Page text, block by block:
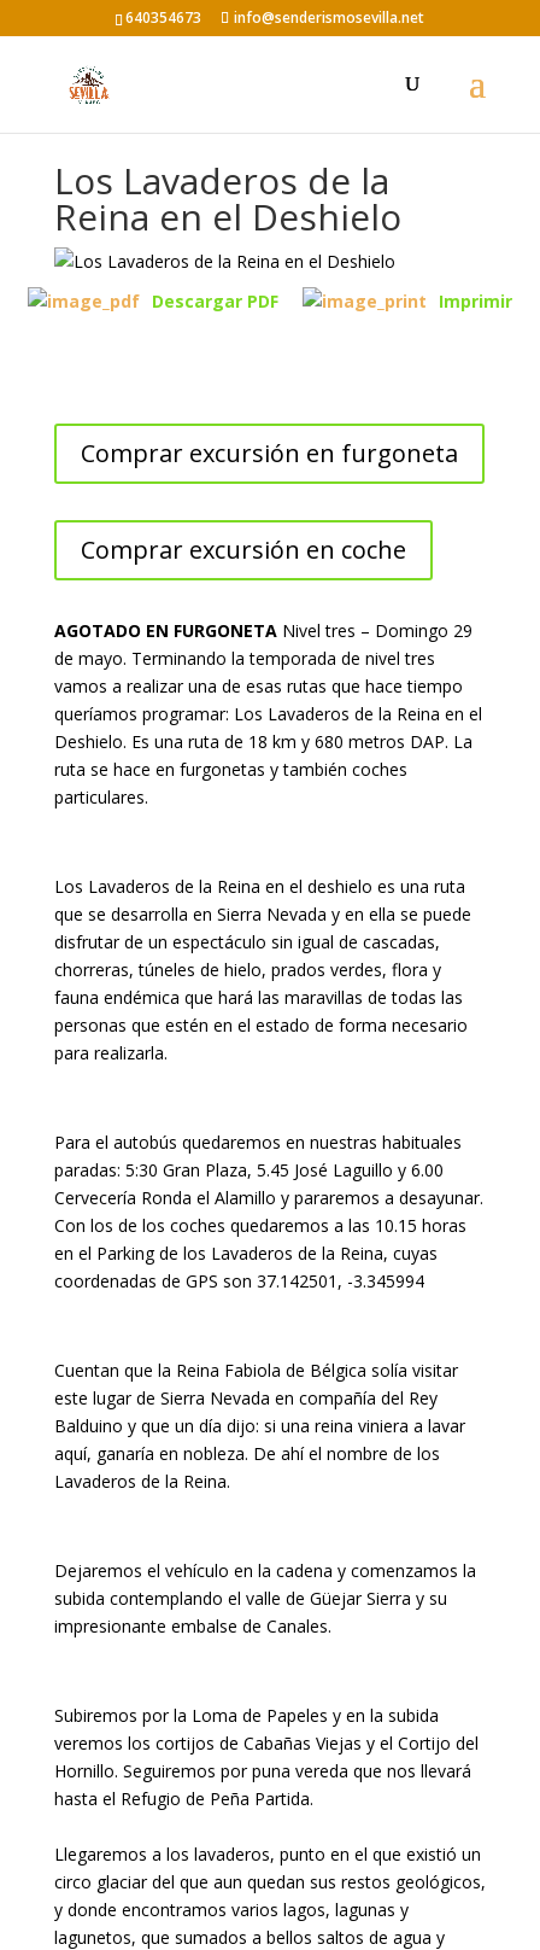
640354673 info@senderismosevilla.net
Los Lavaderos de la
Reina en el Deshielo
Descargar PDF Imprimir
Comprar excursión en furgoneta
Comprar excursión en coche
AGOTADO EN FURGONETA Nivel tres – Domingo 29
de mayo. Terminando la temporada de nivel tres
vamos a realizar una de esas rutas que hace tiempo
queríamos programar: Los Lavaderos de la Reina en el
Deshielo. Es una ruta de 18 km y 680 metros DAP. La
ruta se hace en furgonetas y también coches
particulares.
Los Lavaderos de la Reina en el deshielo es una ruta
que se desarrolla en Sierra Nevada y en ella se puede
disfrutar de un espectáculo sin igual de cascadas,
chorreras, túneles de hielo, prados verdes, flora y
fauna endémica que hará las maravillas de todas las
personas que estén en el estado de forma necesario
para realizarla.
Para el autobús quedaremos en nuestras habituales
paradas: 5:30 Gran Plaza, 5.45 José Laguillo y 6.00
Cervecería Ronda el Alamillo y pararemos a desayunar.
Con los de los coches quedaremos a las 10.15 horas
en el Parking de los Lavaderos de la Reina, cuyas
coordenadas de GPS son 37.142501, -3.345994
Cuentan que la Reina Fabiola de Bélgica solía visitar
este lugar de Sierra Nevada en compañía del Rey
Balduino y que un día dijo: si una reina viniera a lavar
aquí, ganaría en nobleza. De ahí el nombre de los
Lavaderos de la Reina.
Dejaremos el vehículo en la cadena y comenzamos la
subida contemplando el valle de Güejar Sierra y su
impresionante embalse de Canales.
Subiremos por la Loma de Papeles y en la subida
veremos los cortijos de Cabañas Viejas y el Cortijo del
Hornillo. Seguiremos por puna vereda que nos llevará
hasta el Refugio de Peña Partida.
Llegaremos a los lavaderos, punto en el que existió un
circo glaciar del que aun quedan sus restos geológicos,
y donde encontramos varios lagos, lagunas y
lagunetos, que sumados a bellos saltos de agua y